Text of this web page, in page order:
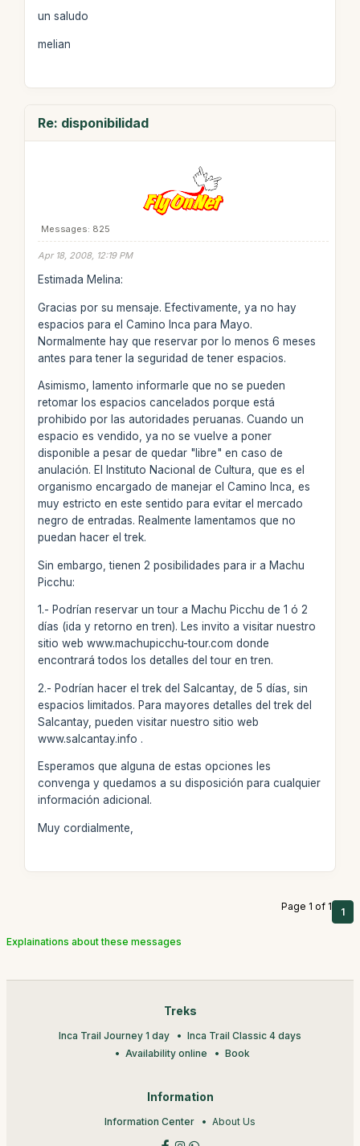
un saludo
melian
Re: disponibilidad
Messages: 825
Apr 18, 2008, 12:19 PM
Estimada Melina:
Gracias por su mensaje. Efectivamente, ya no hay
espacios para el Camino Inca para Mayo.
Normalmente hay que reservar por lo menos 6 meses
antes para tener la seguridad de tener espacios.
Asimismo, lamento informarle que no se pueden
retomar los espacios cancelados porque está
prohibido por las autoridades peruanas. Cuando un
espacio es vendido, ya no se vuelve a poner
disponible a pesar de quedar "libre" en caso de
anulación. El Instituto Nacional de Cultura, que es el
organismo encargado de manejar el Camino Inca, es
muy estricto en este sentido para evitar el mercado
negro de entradas. Realmente lamentamos que no
puedan hacer el trek.
Sin embargo, tienen 2 posibilidades para ir a Machu
Picchu:
1.- Podrían reservar un tour a Machu Picchu de 1 ó 2
días (ida y retorno en tren). Les invito a visitar nuestro
sitio web www.machupicchu-tour.com donde
encontrará todos los detalles del tour en tren.
2.- Podrían hacer el trek del Salcantay, de 5 días, sin
espacios limitados. Para mayores detalles del trek del
Salcantay, pueden visitar nuestro sitio web
www.salcantay.info .
Esperamos que alguna de estas opciones les
convenga y quedamos a su disposición para cualquier
información adicional.
Muy cordialmente,
Page 1 of 1 1
Explainations about these messages
Treks
Inca Trail Journey 1 day
Inca Trail Classic 4 days
Availability online
Book
Information
Information Center About Us